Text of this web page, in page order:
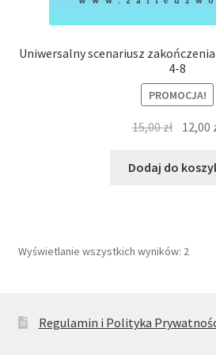
Uniwersalny scenariusz
4-8
PROMOCJA!
15,00zł 12,00
Dodaj do
Wyświetlanie wszystkich wyników: 2
Regulamin i Polityka